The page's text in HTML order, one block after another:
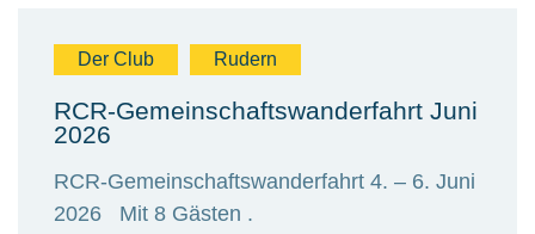
Der Club Rudern
RCR-Gemeinschaftswanderfahrt Juni
2026
RCR-Gemeinschaftswanderfahrt 4. – 6. Juni
2026 Mit 8 Gästen .